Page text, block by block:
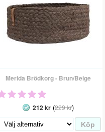
Merida Brödkorg - Brun/Beige
212 kr(229 kr)